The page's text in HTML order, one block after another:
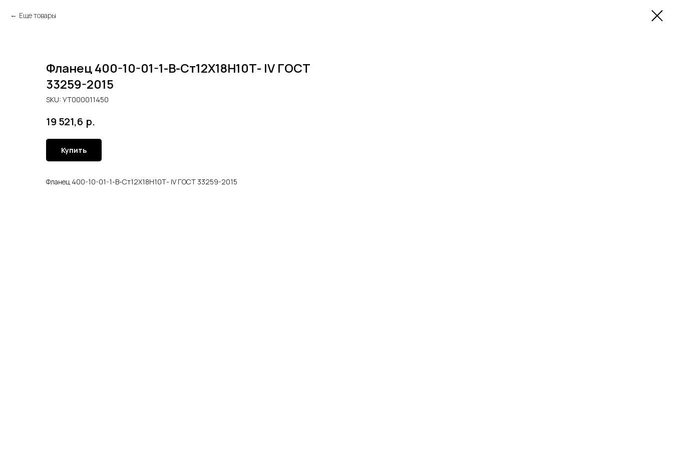
Еще товары
Фланец 400-10-01-1-В-Ст12Х18Н10Т- lV ГОСТ
33259-2015
SKU: УТ000011450
19 521,6 р.
Купить
Фланец 400-10-01-1-В-Ст12Х18Н10Т- lV ГОСТ 33259-2015